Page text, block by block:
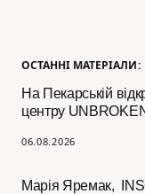
ОСТАННІ МАТЕРІАЛИ:
На Пекарській
центру
06.08.2026
Марія Яремак,